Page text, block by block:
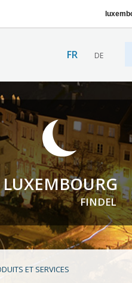
FR DE
LUXEMBOURG
FINDEL
ET SERVICES